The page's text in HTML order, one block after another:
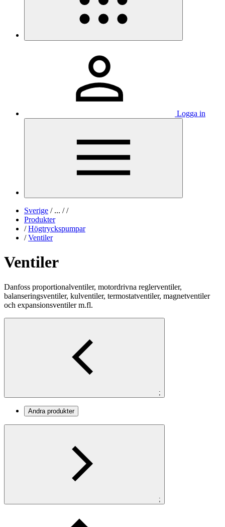
Logga in
Sverige /... / /
Produkter
/ Högtryckspumpar
/ Ventiler
Ventiler
Danfoss proportionalventiler, motordrivna reglerventiler,
balanseringsventiler, kulventiler, termostatventiler, magnetventiler
och expansionsventiler m.fl.
;
Andra produkter
;